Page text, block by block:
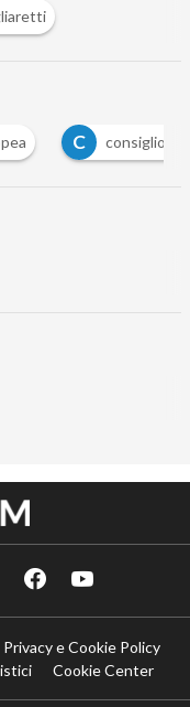
C consiglio ue
Privacy e Cookie Policy
Cookie Center